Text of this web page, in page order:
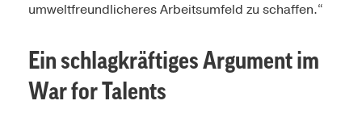
umweltfreundlicheres Arbeitsumfeld zu schaffen.“
Ein schlagkräftiges Argument im
War for Talents